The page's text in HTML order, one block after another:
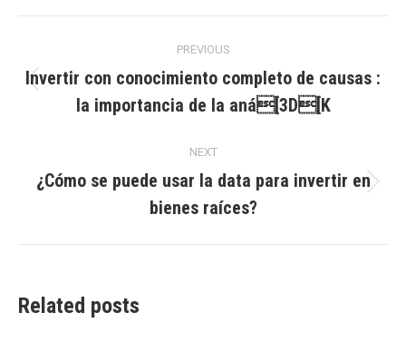
navigation
PREVIOUS
post:
Invertir con conocimiento completo de causas :
la importancia de la aná[3D[K
NEXT
post:
¿Cómo se puede usar la data para invertir en
bienes raíces?
Related posts